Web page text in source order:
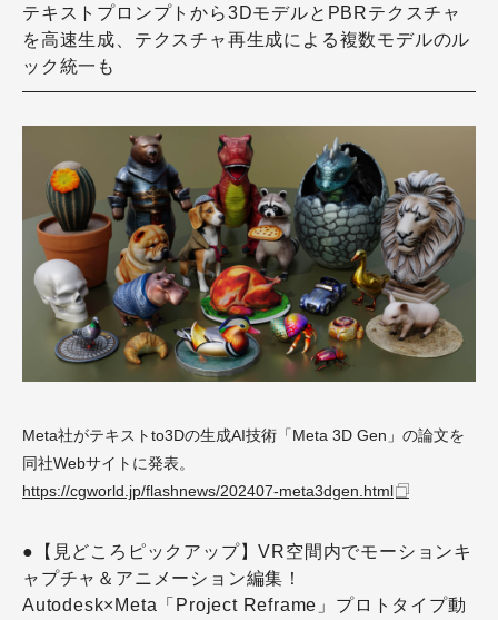
テキストプロンプトから3DモデルとPBRテクスチャ
を高速生成、テクスチャ再生成による複数モデルのル
ック統一も
Meta社がテキストto3Dの生成AI技術「Meta 3D Gen」の論文を
同社Webサイトに発表。
https://cgworld.jp/flashnews/202407-meta3dgen.html
●【見どころピックアップ】VR空間内でモーションキ
ャプチャ＆アニメーション編集！
Autodesk×Meta「Project Reframe」プロトタイプ動